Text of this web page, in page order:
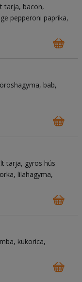
tarja bacon
pepperoni paprika
bab
tarja gyros hús
lilahagyma
kukorica